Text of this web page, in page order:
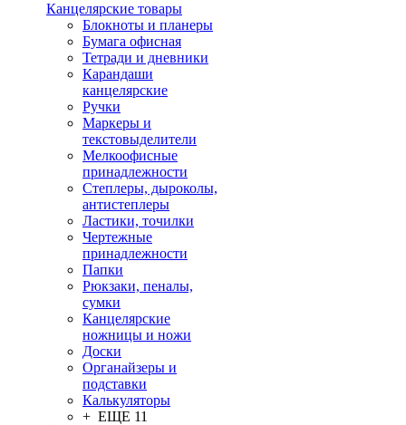
Канцелярские товары
Блокноты и планеры
Бумага офисная
Тетради и дневники
Карандаши
канцелярские
Ручки
Маркеры и
текстовыделители
Мелкоофисные
принадлежности
Степлеры, дыроколы,
антистеплеры
Ластики, точилки
Чертежные
принадлежности
Папки
Рюкзаки, пеналы,
сумки
Канцелярские
ножницы и ножи
Доски
Органайзеры и
подставки
Калькуляторы
+ ЕЩЕ 11